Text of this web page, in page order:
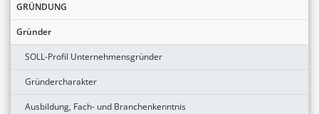
GRÜNDUNG
Gründer
SOLL-Profil Unternehmensgründer
Gründercharakter
Ausbildung, Fach- und Branchenkenntnis